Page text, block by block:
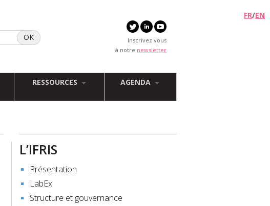
Inscrivez vous
à notre newsletter
FR/EN
RESSOURCES AGENDA
L’IFRIS
Présentation
LabEx
Structure et gouvernance